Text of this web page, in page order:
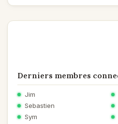
Ancienmembre
Derniers membres
Jim
Sebastien
Sym